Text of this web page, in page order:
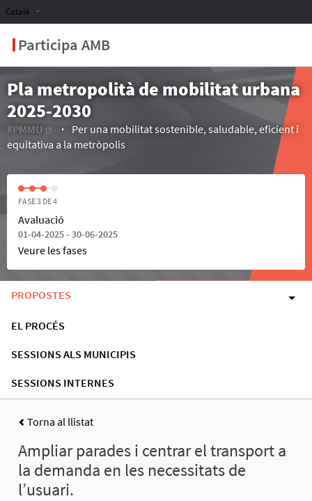
Participa AMB
Català
Pla metropolità de mobilitat urbana
2025-2030
#PMMU
(Enllaç extern)
Per una mobilitat sostenible, saludable, eficient i
equitativa a la metròpolis
FASE 3 DE 4
Avaluació
01-04-2025 - 30-06-2025
Veure les fases
PROPOSTES
EL PROCÉS
SESSIONS ALS MUNICIPIS
SESSIONS INTERNES
Torna al llistat
Ampliar parades i centrar el transport a
la demanda en les necessitats de
l’usuari.